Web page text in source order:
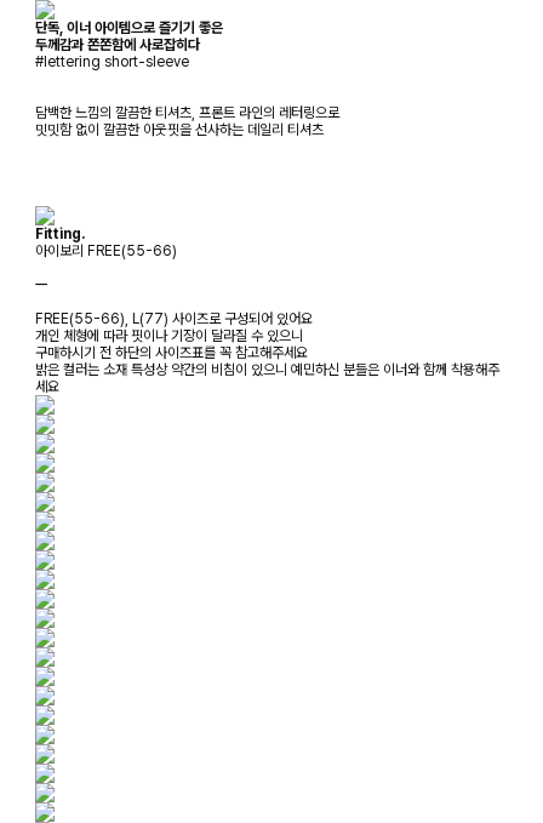
단독, 이너 아이템으로 즐기기 좋은
두께감과 쫀쫀함에 사로잡히다
#lettering short-sleeve
담백한 느낌의 깔끔한 티셔츠, 프론트 라인의 레터링으로
밋밋함 없이 깔끔한 아웃핏을 선사하는 데일리 티셔츠
Fitting.
아이보리 FREE(55-66)
ㅡ
FREE(55-66), L(77) 사이즈로 구성되어 있어요
개인 체형에 따라 핏이나 기장이 달라질 수 있으니
구매하시기 전 하단의 사이즈표를 꼭 참고해주세요
밝은 컬러는 소재 특성상 약간의 비침이 있으니 예민하신 분들은 이너와 함께 착용해주
세요